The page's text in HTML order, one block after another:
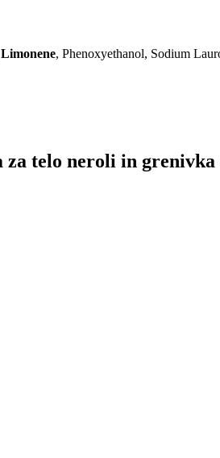
Limonene, Phenoxyethanol, Sodium
za telo neroli in grenivka